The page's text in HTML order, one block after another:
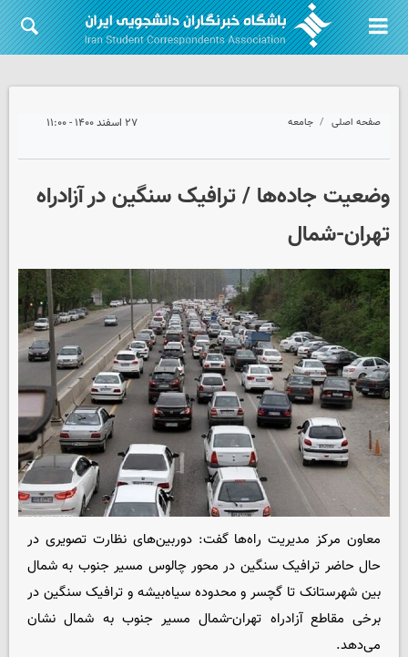
صفحه اصلی جامعه ۲۷ اسفند ۱۴۰۰ - ۱۱:۰۰
وضعیت جاده‌ها / ترافیک سنگین در آزادراه
تهران-شمال
معاون مرکز مدیریت راه‌ها گفت: دوربین‌های نظارت تصویری در
حال حاضر ترافیک سنگین در محور چالوس مسیر جنوب به شمال‌
بین شهرستانک تا گچسر و محدوده سیاه‌بیشه و ترافیک سنگین در
برخی مقاطع آزادراه تهران-شمال مسیر جنوب به شمال ‌نشان
می‌دهد.‌